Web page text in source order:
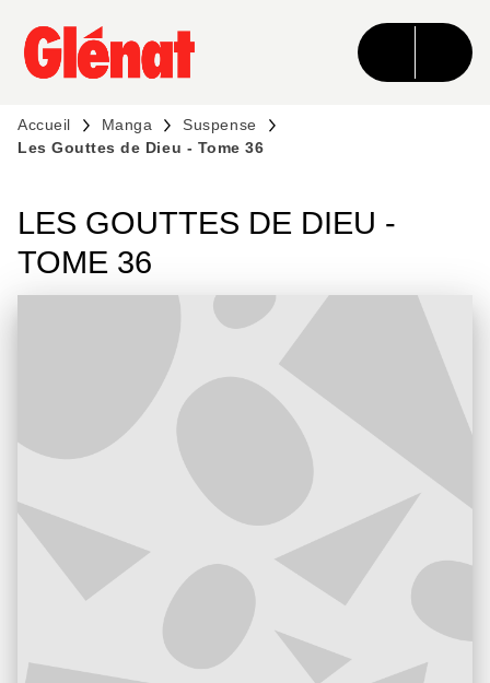
MENU RECHERCHE CONTENU
PIED DE PAGE
Accueil Manga
Suspense
Les Gouttes de Dieu - Tome 36
LES GOUTTES DE DIEU -
TOME 36